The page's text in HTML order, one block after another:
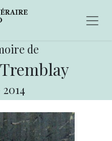
de
2014